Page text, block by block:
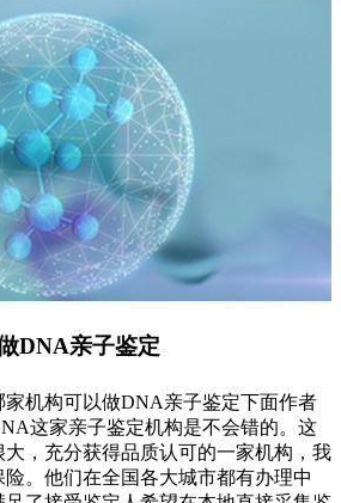
DNA亲子鉴定
机构可以做DNA亲子鉴定下面作者
这家亲子鉴定机构是不会错的。这
，充分获得品质认可的一家机构，我
。他们在全国各大城市都有办理中